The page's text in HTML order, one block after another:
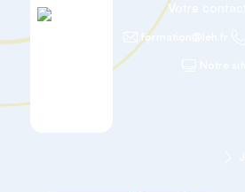
Votre contact
formation@leh.fr